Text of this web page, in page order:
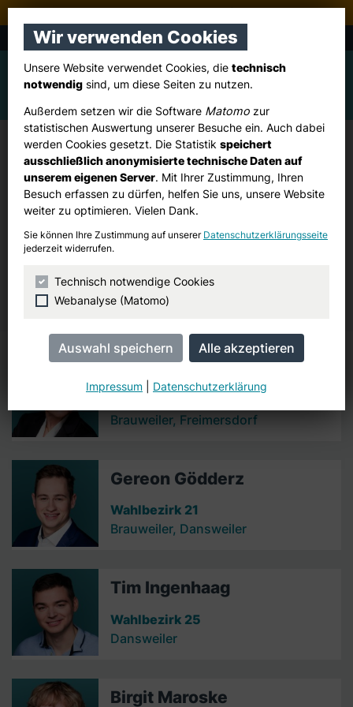
Stadtverband Pulheim
CDU Brauweiler, Dansweiler, Freimersdorf
Ratsmitglieder
Brauweiler, Dansweiler und Freimersdorf werden im
Stadtrat durch fünf Mitglieder unseres Ortsverbandes
Kommunalwahl jeweils direkt gewinnen konnten.
Kontakt Fraktionsbüro
Mathilde Ehlen
Brauweiler, Freimersdorf
Gereon Gödderz
Wahlbezirk 21
Brauweiler, Dansweiler
Tim Ingenhaag
Wahlbezirk 25
Dansweiler
Birgit Maroske
Wir verwenden Cookies
Unsere Website verwendet Cookies, die technisch
notwendig sind, um diese Seiten zu nutzen.
Außerdem setzen wir die Software Matomo zur
statistischen Auswertung unserer Besuche ein. Auch dabei
werden Cookies gesetzt. Die Statistik speichert
ausschließlich anonymisierte technische Daten auf
unserem eigenen Server. Mit Ihrer Zustimmung, Ihren
Besuch erfassen zu dürfen, helfen Sie uns, unsere Website
weiter zu optimieren. Vielen Dank.
Sie können Ihre Zustimmung auf unserer Datenschutzerklärungsseite
jederzeit widerrufen.
Technisch notwendige Cookies
Webanalyse (Matomo)
Impressum Datenschutzerklärung